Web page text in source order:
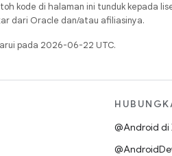
kode di halaman ini tunduk kepada
dari Oracle dan/atau afiliasinya.
pada 2026-06-22 UTC.
@Android di